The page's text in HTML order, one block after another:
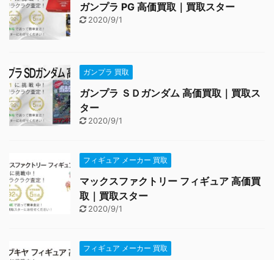
ガンプラ PG 高価買取｜買取スター
2020/9/1
ガンプラ 買取
ガンプラ ＳＤガンダム 高価買取｜買取ス
ター
2020/9/1
フィギュア メーカー 買取
マックスファクトリー フィギュア 高価買
取｜買取スター
2020/9/1
フィギュア メーカー 買取